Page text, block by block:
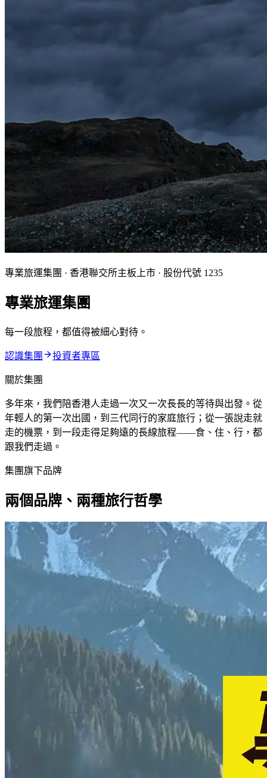
專業旅運集團 · 香港聯交所主板上市 · 股份代號 1235
專業旅運集團
每一段旅程，都值得被細心對待。
認識集團 投資者專區
關於集團
多年來，我們陪香港人走過一次又一次長長的等待與出發。從
年輕人的第一次出國，到三代同行的家庭旅行；從一張說走就
走的機票，到一段走得足夠遠的長線旅程——食、住、行，都
跟我們走過。
集團旗下品牌
兩個品牌、兩種旅行哲學